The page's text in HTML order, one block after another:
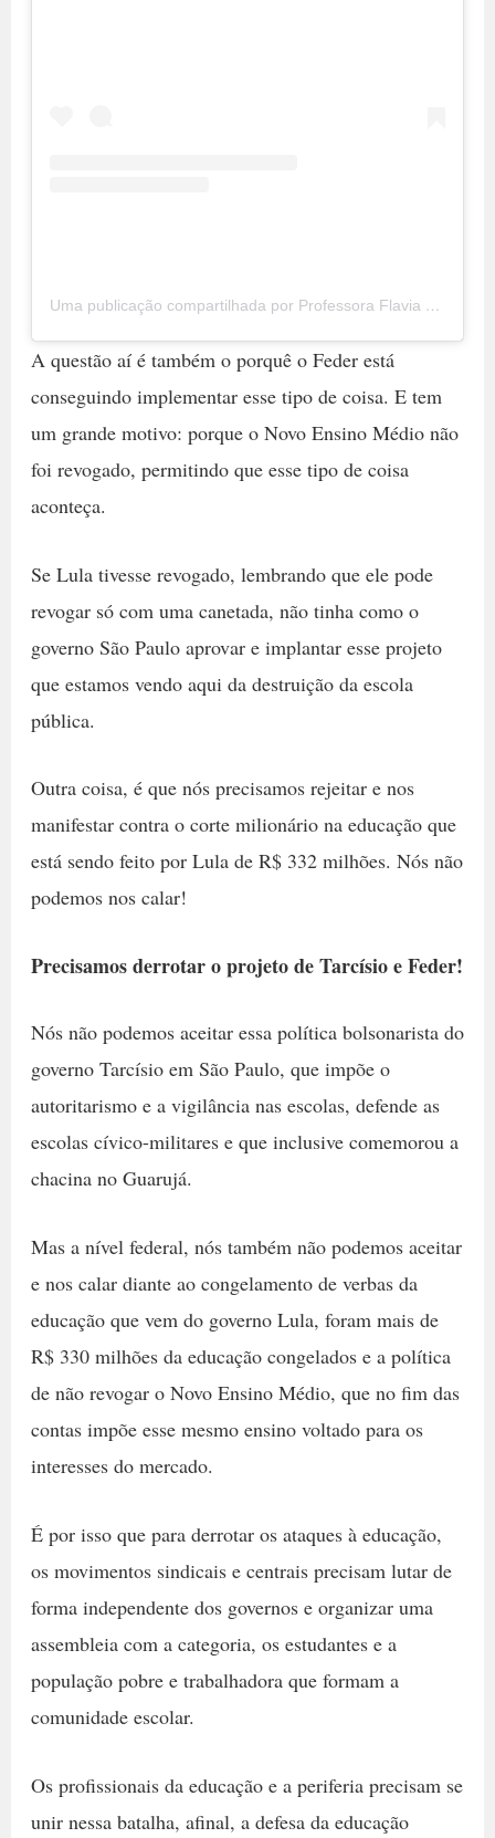
Uma publicação compartilhada por Professora Flavia (@flaviapstu)
A questão aí é também o porquê o Feder está
conseguindo implementar esse tipo de coisa. E tem
um grande motivo: porque o Novo Ensino Médio não
foi revogado, permitindo que esse tipo de coisa
aconteça.
Se Lula tivesse revogado, lembrando que ele pode
revogar só com uma canetada, não tinha como o
governo São Paulo aprovar e implantar esse projeto
que estamos vendo aqui da destruição da escola
pública.
Outra coisa, é que nós precisamos rejeitar e nos
manifestar contra o corte milionário na educação que
está sendo feito por Lula de R$ 332 milhões. Nós não
podemos nos calar!
Precisamos derrotar o projeto de Tarcísio e Feder!
Nós não podemos aceitar essa política bolsonarista do
governo Tarcísio em São Paulo, que impõe o
autoritarismo e a vigilância nas escolas, defende as
escolas cívico-militares e que inclusive comemorou a
chacina no Guarujá.
Mas a nível federal, nós também não podemos aceitar
e nos calar diante ao congelamento de verbas da
educação que vem do governo Lula, foram mais de
R$ 330 milhões da educação congelados e a política
de não revogar o Novo Ensino Médio, que no fim das
contas impõe esse mesmo ensino voltado para os
interesses do mercado.
É por isso que para derrotar os ataques à educação,
os movimentos sindicais e centrais precisam lutar de
forma independente dos governos e organizar uma
assembleia com a categoria, os estudantes e a
população pobre e trabalhadora que formam a
comunidade escolar.
Os profissionais da educação e a periferia precisam se
unir nessa batalha, afinal, a defesa da educação